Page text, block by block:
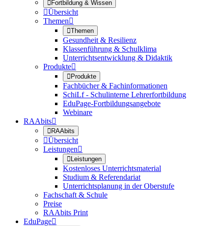
Fortbildung & Wissen
Übersicht
Themen
Themen
Gesundheit & Resilienz
Klassenführung & Schulklima
Unterrichtsentwicklung & Didaktik
Produkte
Produkte
Fachbücher & Fachinformationen
SchiLf - Schulinterne Lehrerfortbildung
EduPage-Fortbildungsangebote
Webinare
RAAbits
RAAbits
Übersicht
Leistungen
Leistungen
Kostenloses Unterrichtsmaterial
Studium & Referendariat
Unterrichtsplanung in der Oberstufe
Fachschaft & Schule
Preise
RAAbits Print
EduPage